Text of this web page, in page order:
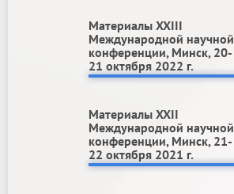
Материалы XXIII
Международной научной
конференции, Минск, 20-
21 октября 2022 г.
Материалы XXII
Международной научной
конференции, Минск, 21-
22 октября 2021 г.